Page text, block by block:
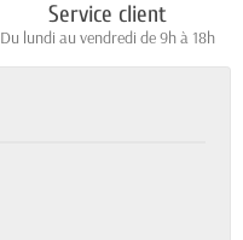
Service client
Du lundi au vendredi de 9h à 18h